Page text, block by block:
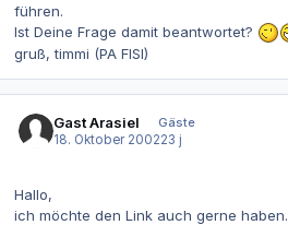
führen.
Ist Deine Frage damit beantwortet?
gruß, timmi (PA FISI)
Gast Arasiel
Gäste
18. Oktober 200223 j
Hallo,
ich möchte den Link auch gerne haben.